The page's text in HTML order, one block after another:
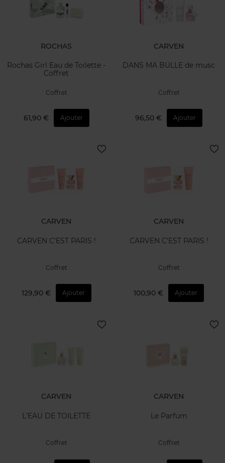
ROCHAS
Rochas Girl Eau de Toilette -
Coffret
Coffret
61,90 € Ajouter
CARVEN
DANS MA BULLE de musc
Coffret
96,50 € Ajouter
CARVEN
CARVEN C'EST PARIS !
Coffret
129,90 € Ajouter
CARVEN
CARVEN C'EST PARIS !
Coffret
100,90 € Ajouter
CARVEN
L'EAU DE TOILETTE
Coffret
CARVEN
Le Parfum
Coffret